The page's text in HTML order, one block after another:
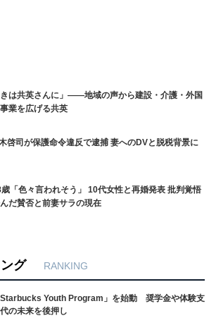
きは共英さんに」――地域の声から建設・介護・外国
業を広げる共英
保護命令違反で逮捕 妻へのDVと脱税背景に
れそう」 10代女性と再婚発表 批判覚悟
だ賛否と前妻サラの現在
グ RANKING
Starbucks Youth Program」を始動 奨学金や体験支
の未来を後押し